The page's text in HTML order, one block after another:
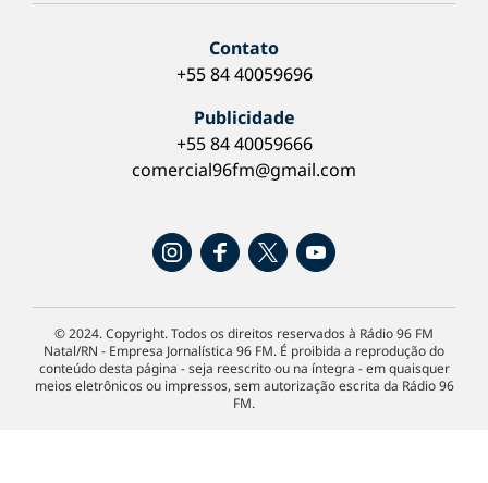
Contato
+55 84 40059696
Publicidade
+55 84 40059666
comercial96fm@gmail.com
© 2024. Copyright. Todos os direitos reservados à Rádio 96 FM
Natal/RN - Empresa Jornalística 96 FM. É proibida a reprodução do
conteúdo desta página - seja reescrito ou na íntegra - em quaisquer
meios eletrônicos ou impressos, sem autorização escrita da Rádio 96
FM.